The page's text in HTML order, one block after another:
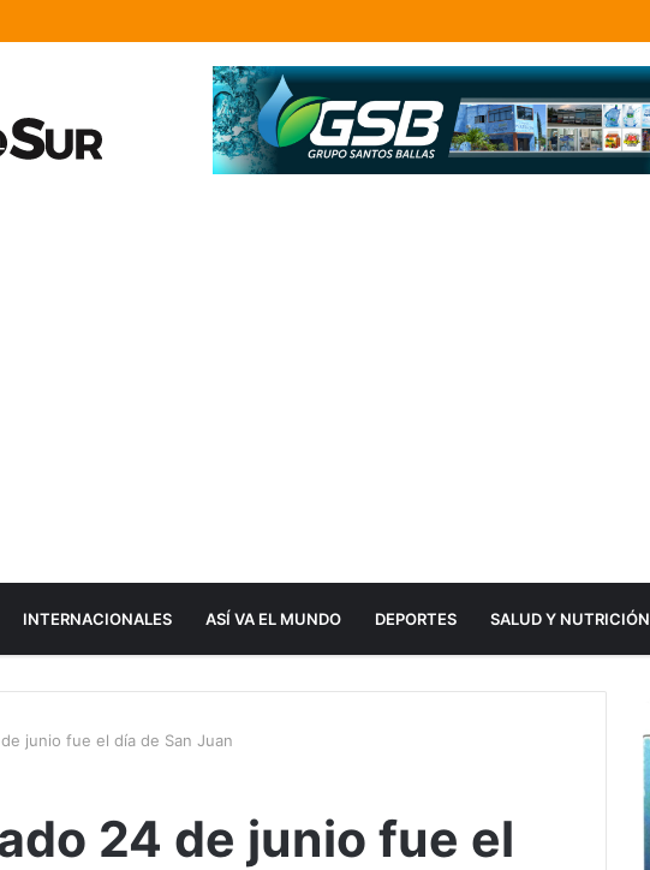
INTERNACIONALES ASÍ VA EL MUNDO DEPORTES SALUD Y NUTRICIÓN
junio fue el día de San Juan
24 de junio fue el